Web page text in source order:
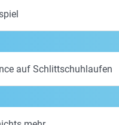
auf Schlittschuhlaufen